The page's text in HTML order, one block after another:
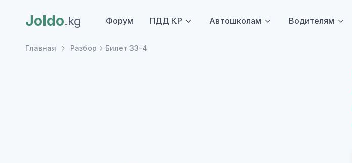
Joldo.kg Форум ПДД КР Автошколам Водителям
Главная Разбор Билет 33-4